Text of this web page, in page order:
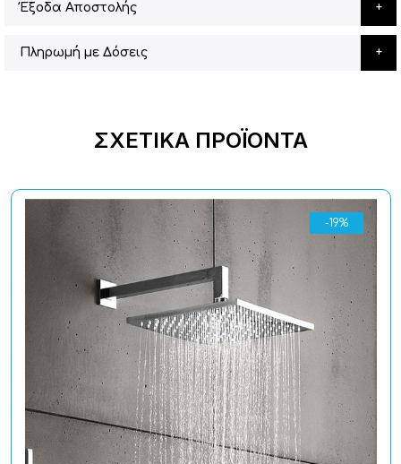
Έξοδα Αποστολής
Πληρωμή με Δόσεις
ΣΧΕΤΙΚΆ ΠΡΟΪΌΝΤΑ
-19%